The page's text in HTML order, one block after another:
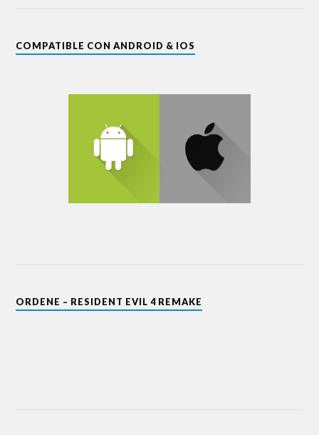
COMPATIBLE CON ANDROID & IOS
ORDENE – RESIDENT EVIL 4 REMAKE